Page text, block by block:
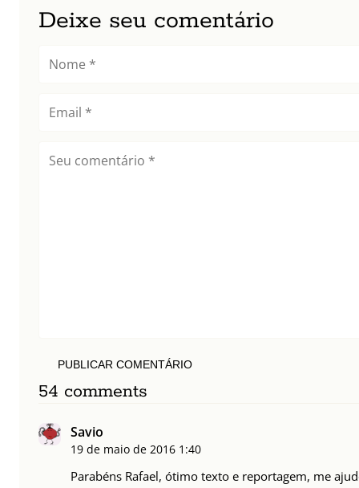
Deixe seu comentário
PUBLICAR COMENTÁRIO
54 comments
Savio
19 de maio de 2016 1:40
Parabéns Rafael, ótimo texto e reportagem, me